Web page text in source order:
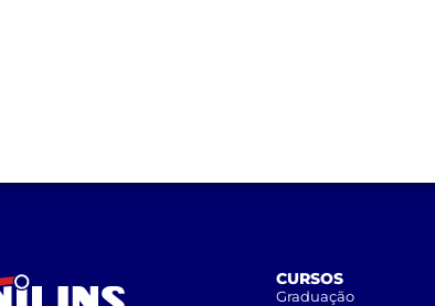
CURSOS
Graduação